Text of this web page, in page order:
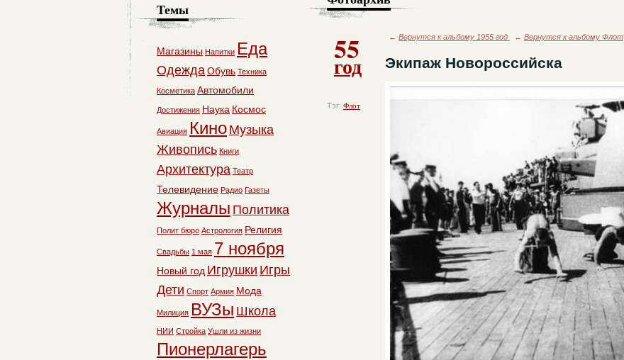
55
год
Тэг: Флот
← Вернутся к альбому 1955 год ← Вернутся к альбому Флот
Экипаж Новороссийска
Темы
Магазины Напитки Еда
ОдеждаОбувь Техника
Косметика Автомобили
Достижения Наука Космос
Авиация Кино Музыка
Живопись Книги
Архитектура Театр
Телевидение Радио Газеты
Журналы Политика
Полит бюро Астрология Религия
Свадьбы 1 мая 7 ноября
Новый год Игрушки Игры
Дети Спорт Армия Мода
Милиция ВУЗы Школа
НИИ Стройка Ушли из жизни
Пионерлагерь